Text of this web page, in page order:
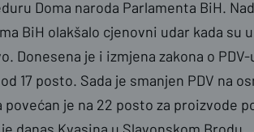
Doma naroda Parlamenta BiH.
BiH olakšalo cjenovni udar kada su
Donesena je i izmjena zakona o
17 posto. Sada je smanjen PDV na
je na 22 posto za proizvode